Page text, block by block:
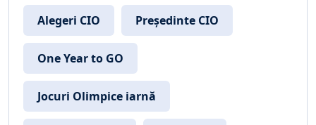
Alegeri CIO Președinte CIO
One Year to GO
Jocuri Olimpice iarnă